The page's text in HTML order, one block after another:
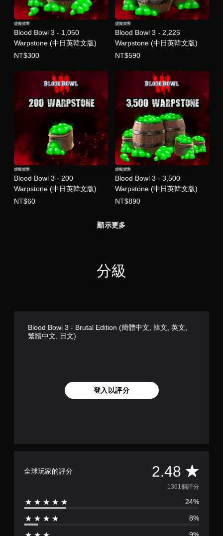
Blood Bowl 3 - 1,050
Warpstone (中日英韓文版)
虛擬貨幣
NT$300
Blood Bowl 3 - 2,225
Warpstone (中日英韓文版)
虛擬貨幣
NT$590
Blood Bowl 3 - 200
Warpstone (中日英韓文版)
虛擬貨幣
NT$60
Blood Bowl 3 - 3,500
Warpstone (中日英韓文版)
虛擬貨幣
NT$890
顯示更多
分級
Blood Bowl 3 - Brutal Edition (簡體中文, 韓文, 英文,
繁體中文, 日文)
登入以評分
全球玩家的評分 2.48 平
均
評
分
1361個評分
24%
8%